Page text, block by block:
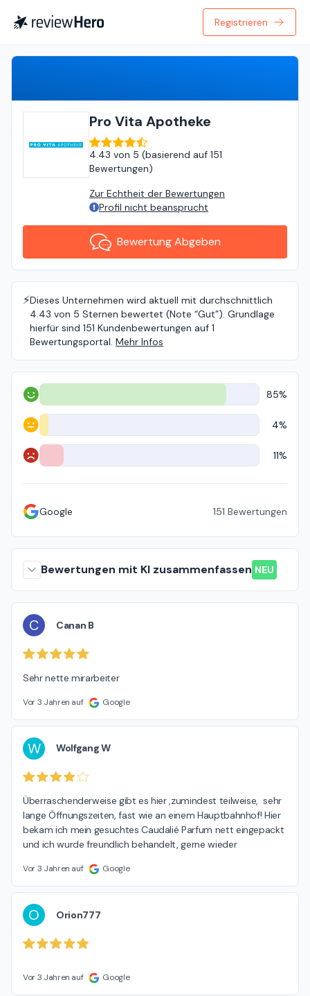
Registrieren
Pro Vita Apotheke
4.43 von 5 (basierend auf 151
Bewertungen)
Zur Echtheit der Bewertungen
Profil nicht beansprucht
Bewertung Abgeben
⚡️Dieses Unternehmen wird aktuell mit durchschnittlich
4.43 von 5 Sternen bewertet (Note “Gut”). Grundlage
hierfür sind 151 Kundenbewertungen auf 1
Bewertungsportal. Mehr Infos
Positiv 85%
Neutral 4%
Negativ 11%
Google 151 Bewertungen
Bewertungen mit KI zusammenfassen NEU
C Canan B
Sehr nette mirarbeiter
Vor 3 Jahren auf Google
W Wolfgang W
Überraschenderweise gibt es hier ,zumindest teilweise,  sehr
lange Öffnungszeiten, fast wie an einem Hauptbahnhof! Hier
bekam ich mein gesuchtes Caudalié Parfum nett eingepackt
und ich wurde freundlich behandelt, gerne wieder
Vor 3 Jahren auf Google
O Orion777
Vor 3 Jahren auf Google